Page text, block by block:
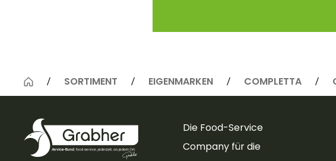
SORTIMENT EIGENMARKEN COMPLETTA
Die Food-Service
Company für die